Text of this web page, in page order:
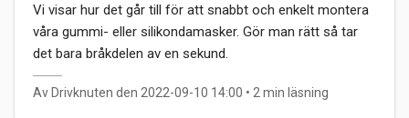
Av Drivknuten den 2022-09-10 14:00 • 2 min läsning
Vi visar hur det går till för att snabbt och enkelt montera
våra gummi- eller silikondamasker. Gör man rätt så tar
det bara bråkdelen av en sekund.